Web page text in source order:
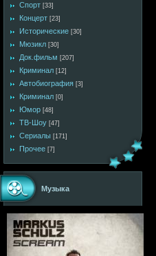
Спорт [33]
Концерт [23]
Исторические [30]
Мюзикл [30]
Док.фильм [207]
Криминал [12]
Автобиография [3]
Криминал [0]
Юмор [48]
ТВ-Шоу [47]
Сериалы [171]
Прочее [7]
Музыка